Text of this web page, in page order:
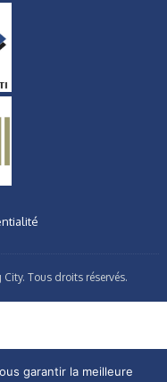
Tous droits réservés.
garantir la meilleure